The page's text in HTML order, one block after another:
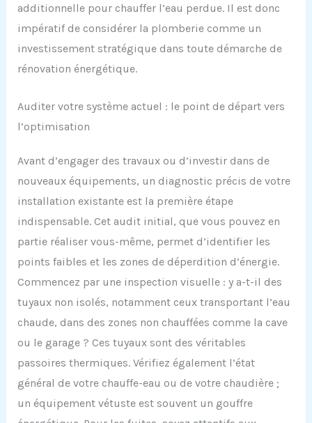
additionnelle pour chauffer l’eau perdue. Il est donc
impératif de considérer la plomberie comme un
investissement stratégique dans toute démarche de
rénovation énergétique.
Auditer votre système actuel : le point de départ vers
l’optimisation
Avant d’engager des travaux ou d’investir dans de
nouveaux équipements, un diagnostic précis de votre
installation existante est la première étape
indispensable. Cet audit initial, que vous pouvez en
partie réaliser vous-même, permet d’identifier les
points faibles et les zones de déperdition d’énergie.
Commencez par une inspection visuelle : y a-t-il des
tuyaux non isolés, notamment ceux transportant l’eau
chaude, dans des zones non chauffées comme la cave
ou le garage ? Ces tuyaux sont des véritables
passoires thermiques. Vérifiez également l’état
général de votre chauffe-eau ou de votre chaudière ;
un équipement vétuste est souvent un gouffre